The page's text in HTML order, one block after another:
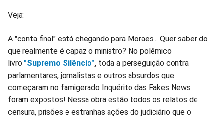
Veja:
A "conta final" está chegando para Moraes... Quer saber do
que realmente é capaz o ministro? No polêmico
livro "Supremo Silêncio", toda a perseguição contra
parlamentares, jornalistas e outros absurdos que
começaram no famigerado Inquérito das Fakes News
foram expostos! Nessa obra estão todos os relatos de
censura, prisões e estranhas ações do judiciário que o